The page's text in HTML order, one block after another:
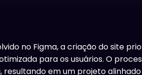
no Figma, a criação do site
para os usuários. O
resultando em um projeto